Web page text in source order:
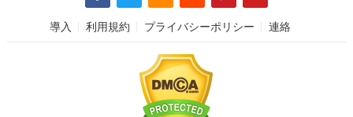
導入 利用規約 プライバシーポリシー 連絡